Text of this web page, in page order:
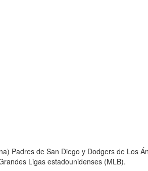
Padres de San Diego y Dodgers de Los
Ligas estadounidenses (MLB).